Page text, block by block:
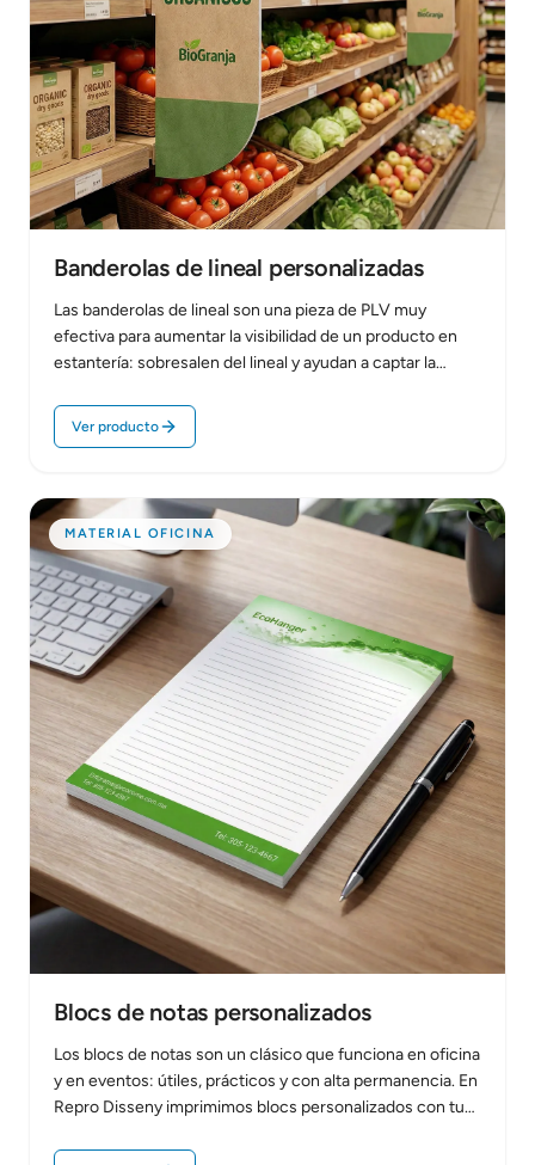
Banderolas de lineal personalizadas
Las banderolas de lineal son una pieza de PLV muy
efectiva para aumentar la visibilidad de un producto en
estantería: sobresalen del lineal y ayudan a captar la
Ver producto
MATERIAL OFICINA
Blocs de notas personalizados
Los blocs de notas son un clásico que funciona en oficina
y en eventos: útiles, prácticos y con alta permanencia. En
Repro Disseny imprimimos blocs personalizados con tu